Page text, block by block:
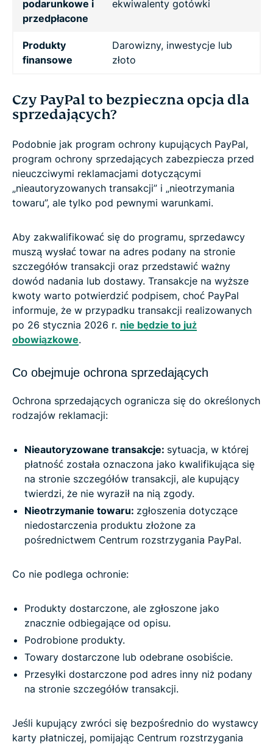
podarunkowe i
przedpłacone
ekwiwalenty gotówki
Produkty
finansowe
Darowizny, inwestycje lub
złoto
Czy PayPal to bezpieczna opcja dla
sprzedających?
Podobnie jak program ochrony kupujących PayPal,
program ochrony sprzedających zabezpiecza przed
nieuczciwymi reklamacjami dotyczącymi
„nieautoryzowanych transakcji” i „nieotrzymania
towaru”, ale tylko pod pewnymi warunkami.
Aby zakwalifikować się do programu, sprzedawcy
muszą wysłać towar na adres podany na stronie
szczegółów transakcji oraz przedstawić ważny
dowód nadania lub dostawy. Transakcje na wyższe
kwoty warto potwierdzić podpisem, choć PayPal
informuje, że w przypadku transakcji realizowanych
po 26 stycznia 2026 r. nie będzie to już
obowiązkowe.
Co obejmuje ochrona sprzedających
Ochrona sprzedających ogranicza się do określonych
rodzajów reklamacji:
Nieautoryzowane transakcje: sytuacja, w której
płatność została oznaczona jako kwalifikująca się
na stronie szczegółów transakcji, ale kupujący
twierdzi, że nie wyraził na nią zgody.
Nieotrzymanie towaru: zgłoszenia dotyczące
niedostarczenia produktu złożone za
pośrednictwem Centrum rozstrzygania PayPal.
Co nie podlega ochronie:
Produkty dostarczone, ale zgłoszone jako
znacznie odbiegające od opisu.
Podrobione produkty.
Towary dostarczone lub odebrane osobiście.
Przesyłki dostarczone pod adres inny niż podany
na stronie szczegółów transakcji.
Jeśli kupujący zwróci się bezpośrednio do wystawcy
karty płatniczej, pomijając Centrum rozstrzygania